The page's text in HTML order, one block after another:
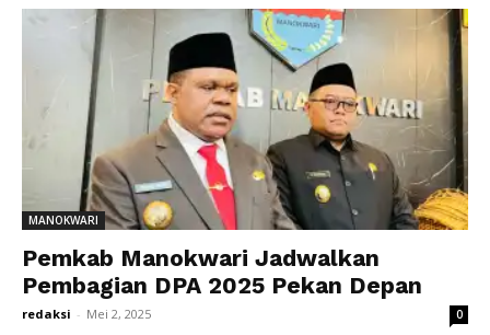
MANOKWARI
Pemkab Manokwari Jadwalkan
Pembagian DPA 2025 Pekan Depan
redaksi - Mei 2, 2025 0